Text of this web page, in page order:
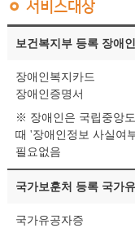
서비스대상
보건복지부 등록 장애인
장애인복지카드
장애인증명서
※ 장애인은 국립중앙
때 '장애인정보 사실여
필요없음
국가보훈처 등록 국가
국가유공자증